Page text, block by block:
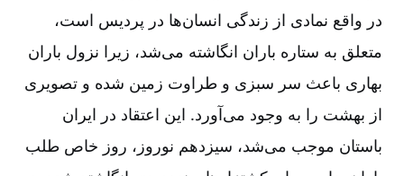
در واقع نمادی از زندگی انسان‌ها در پردیس است،
متعلق به ستاره باران انگاشته می‌شد، زیرا نزول باران
بهاری باعث سر سبزی و طراوت زمین شده و تصویری
از بهشت را به وجود می‌آورد. این اعتقاد در ایران
باستان موجب می‌شد، سیزدهم نوروز، روز خاص طلب